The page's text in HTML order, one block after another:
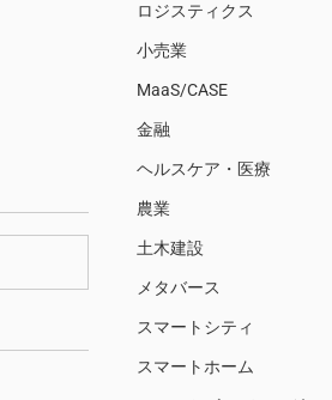
ロジスティクス
小売業
MaaS/CASE
金融
ヘルスケア・医療
農業
土木建設
メタバース
スマートシティ
スマートホーム